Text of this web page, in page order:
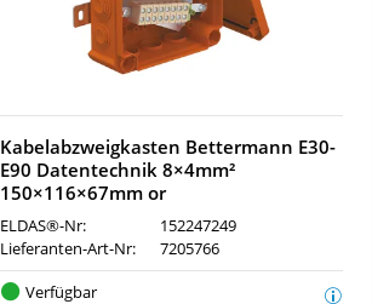
Kabelabzweigkasten Bettermann E30-
E90 Datentechnik 8×4mm²
150×116×67mm or
ELDAS®-Nr:
152247249
Lieferanten-Art-Nr:
7205766
Verfügbar